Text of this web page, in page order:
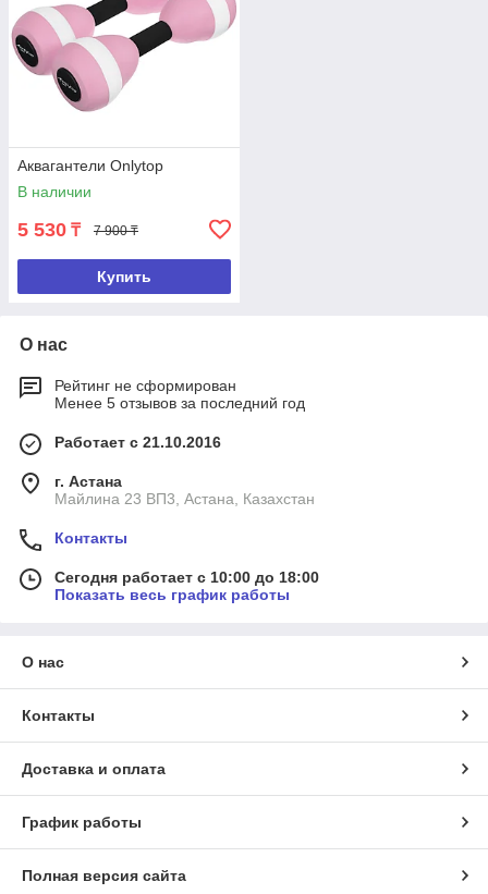
Аквагантели Onlytop
В наличии
5 530 ₸ 7 900 ₸
Купить
О нас
Рейтинг не сформирован
Менее 5 отзывов за последний год
Работает с 21.10.2016
г. Астана
Майлина 23 ВП3, Астана, Казахстан
Контакты
Сегодня работает с 10:00 до 18:00
Показать весь график работы
О нас
Контакты
Доставка и оплата
График работы
Полная версия сайта